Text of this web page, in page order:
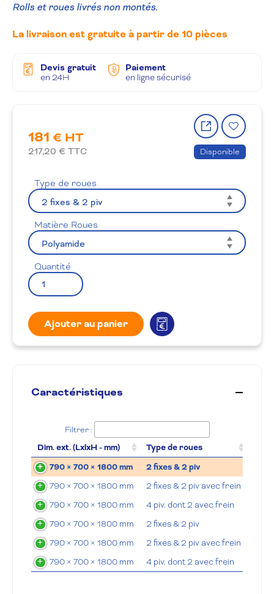
Rolls et roues livrés non montés.
La livraison est gratuite à partir de 10 pièces
Devis gratuit
en 24H
Paiement
en ligne sécurisé
181 € HT
217,20 € TTC
Partager
le
produit
à
la
Disponible
Type de roues
Matière Roues
Quantité
Ajouter au panier
Caractéristiques
Filtrer :
Dim. ext. (LxlxH - mm) Type de roues
790 × 700 × 1800 mm
2 fixes & 2 piv
790 × 700 × 1800 mm 2 fixes & 2 piv avec frein
790 × 700 × 1800 mm
4 piv. dont 2 avec frein
790 × 700 × 1800 mm
2 fixes & 2 piv
790 × 700 × 1800 mm
2 fixes & 2 piv avec frein
790 × 700 × 1800 mm
4 piv. dont 2 avec frein